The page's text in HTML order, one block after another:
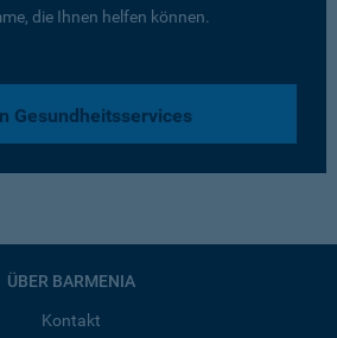
die Ihnen helfen können.
Gesundheitsservices
ÜBER BARMENIA
Kontakt